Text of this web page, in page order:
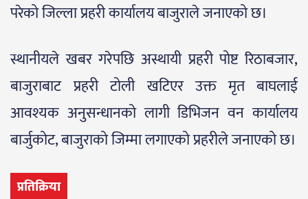
परेको जिल्ला प्रहरी कार्यालय बाजुराले जनाएको छ।
स्थानीयले खबर गरेपछि अस्थायी प्रहरी पोष्ट रिठाबजार,
बाजुराबाट प्रहरी टोली खटिएर उक्त मृत बाघलाई
आवश्यक अनुसन्धानको लागी डिभिजन वन कार्यालय
बार्जुकोट, बाजुराको जिम्मा लगाएको प्रहरीले जनाएको छ।
प्रतिक्रिया